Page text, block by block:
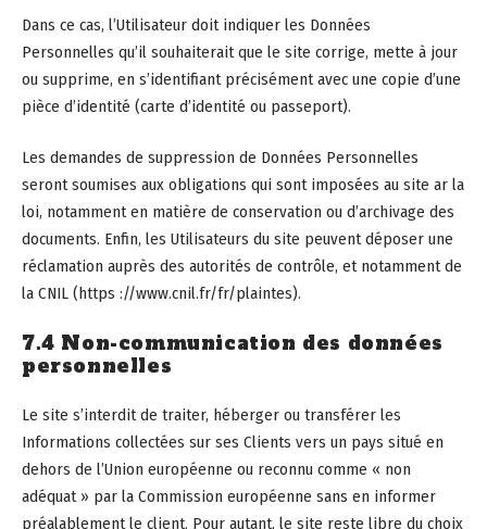
Dans ce cas, l’Utilisateur doit indiquer les Données
Personnelles qu’il souhaiterait que le site corrige, mette à jour
ou supprime, en s’identifiant précisément avec une copie d’une
pièce d’identité (carte d’identité ou passeport).
Les demandes de suppression de Données Personnelles
seront soumises aux obligations qui sont imposées au site ar la
loi, notamment en matière de conservation ou d’archivage des
documents. Enfin, les Utilisateurs du site peuvent déposer une
réclamation auprès des autorités de contrôle, et notamment de
la CNIL (https ://www.cnil.fr/fr/plaintes).
7.4 Non-communication des données
personnelles
Le site s’interdit de traiter, héberger ou transférer les
Informations collectées sur ses Clients vers un pays situé en
dehors de l’Union européenne ou reconnu comme « non
adéquat » par la Commission européenne sans en informer
préalablement le client. Pour autant, le site reste libre du choix